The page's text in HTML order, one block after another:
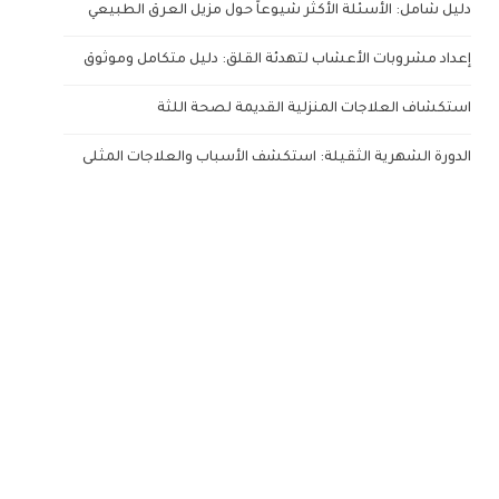
دليل شامل: الأسئلة الأكثر شيوعاً حول مزيل العرق الطبيعي
إعداد مشروبات الأعشاب لتهدئة القلق: دليل متكامل وموثوق
استكشاف العلاجات المنزلية القديمة لصحة اللثة
الدورة الشهرية الثقيلة: استكشف الأسباب والعلاجات المثلى